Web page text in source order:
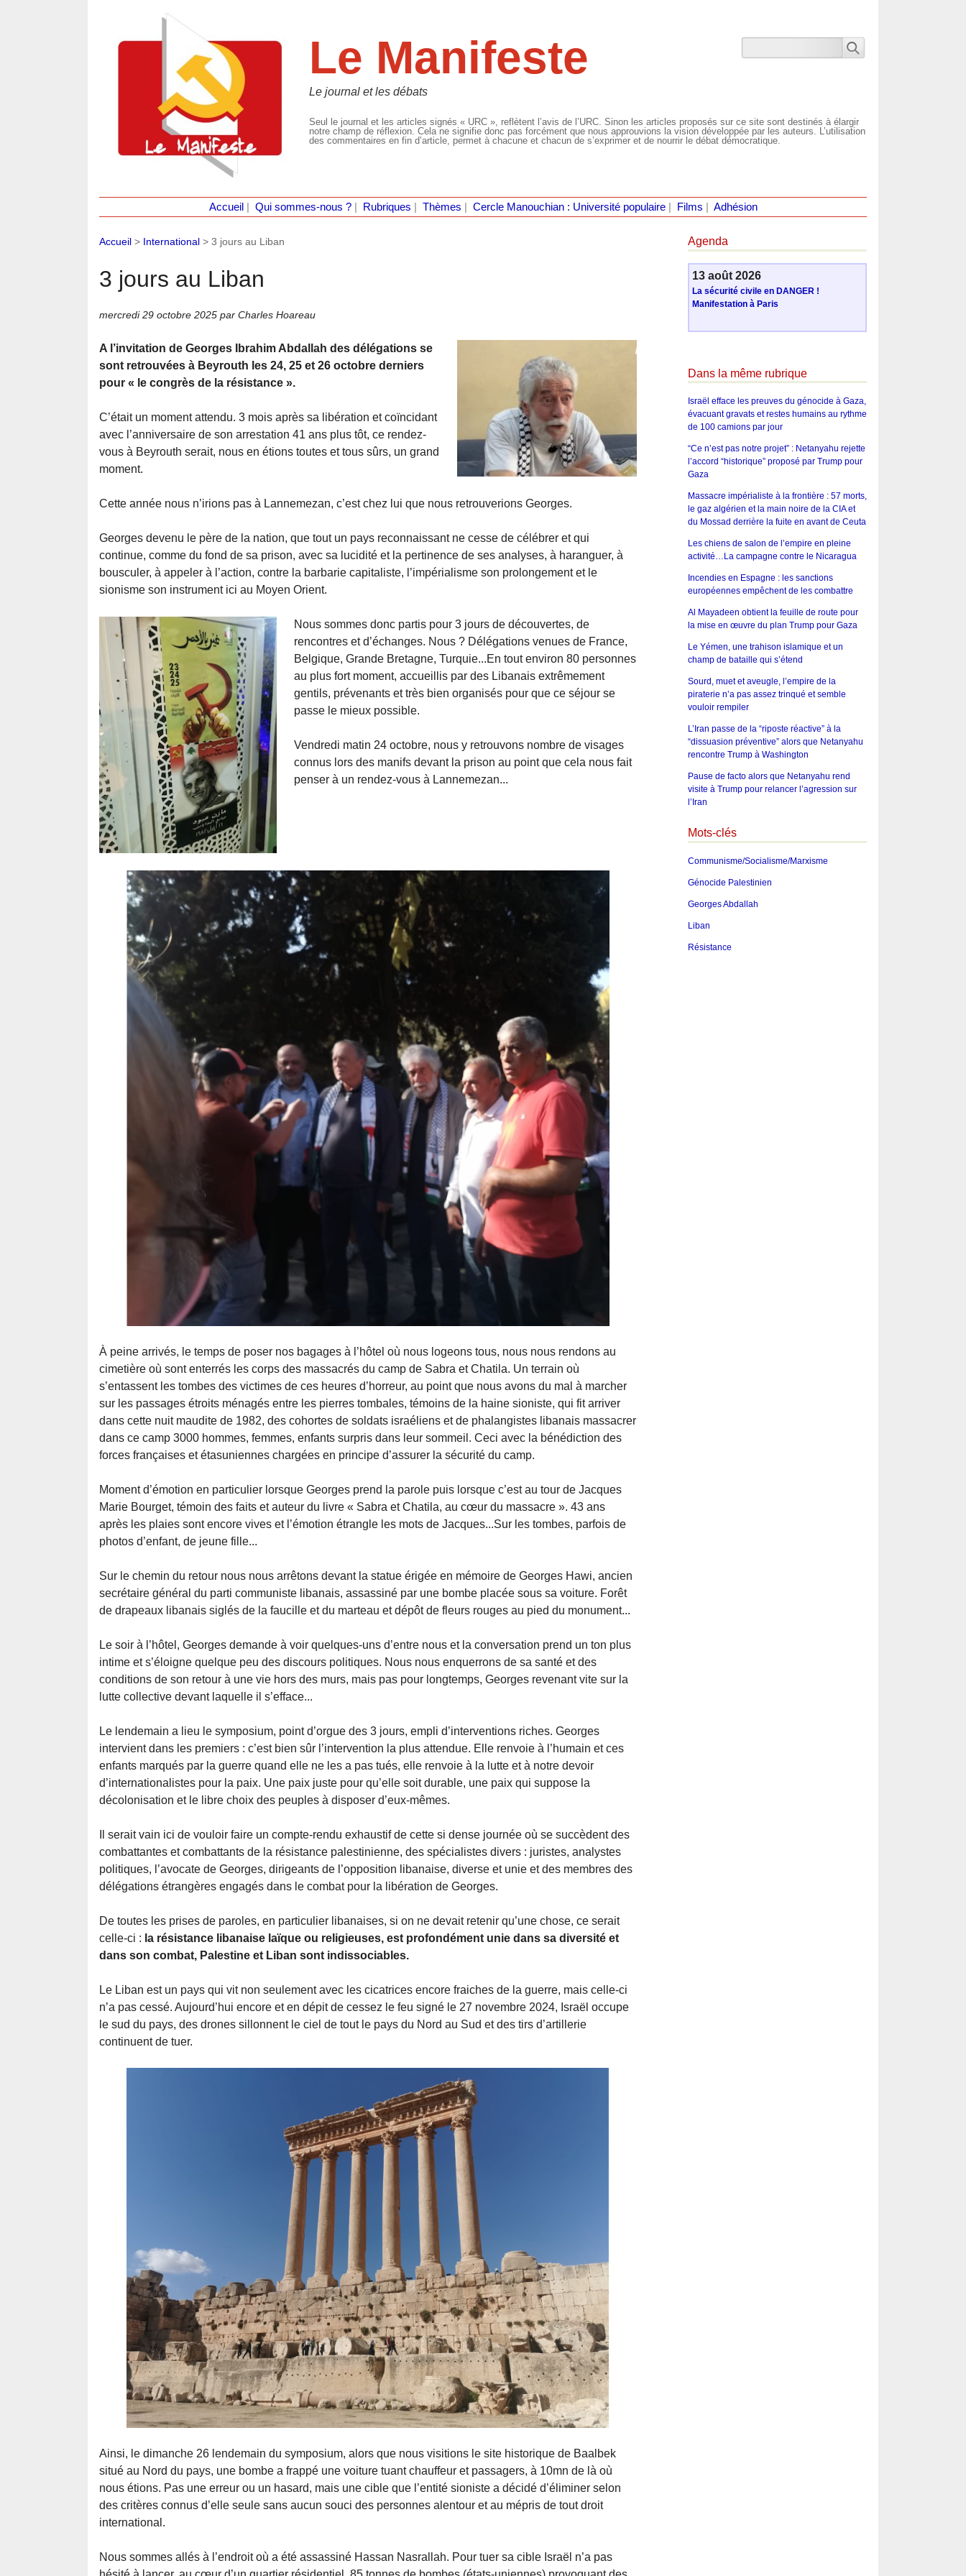
Le Manifeste
Le journal et les débats
Seul le journal et les articles signés « URC », reflètent l’avis de l’URC. Sinon les articles proposés sur ce site sont destinés à élargir
notre champ de réflexion. Cela ne signifie donc pas forcément que nous approuvions la vision développée par les auteurs. L’utilisation
des commentaires en fin d’article, permet à chacune et chacun de s’exprimer et de nourrir le débat démocratique.
Accueil Qui sommes-nous ?| Rubriques Thèmes Cercle Manouchian : Université populaire| Films Adhésion
Accueil > International > 3 jours au Liban
3 jours au Liban
mercredi 29 octobre 2025 par Charles Hoareau
A l’invitation de Georges Ibrahim Abdallah des délégations se
sont retrouvées à Beyrouth les 24, 25 et 26 octobre derniers
pour « le congrès de la résistance ».
C’était un moment attendu. 3 mois après sa libération et coïncidant
avec l’anniversaire de son arrestation 41 ans plus tôt, ce rendez-
vous à Beyrouth serait, nous en étions toutes et tous sûrs, un grand
moment.
Cette année nous n’irions pas à Lannemezan, c’est chez lui que nous retrouverions Georges.
Georges devenu le père de la nation, que tout un pays reconnaissant ne cesse de célébrer et qui
continue, comme du fond de sa prison, avec sa lucidité et la pertinence de ses analyses, à haranguer, à
bousculer, à appeler à l’action, contre la barbarie capitaliste, l’impérialisme son prolongement et le
sionisme son instrument ici au Moyen Orient.
Nous sommes donc partis pour 3 jours de découvertes, de
rencontres et d’échanges. Nous ? Délégations venues de France,
Belgique, Grande Bretagne, Turquie...En tout environ 80 personnes
au plus fort moment, accueillis par des Libanais extrêmement
gentils, prévenants et très bien organisés pour que ce séjour se
passe le mieux possible.
Vendredi matin 24 octobre, nous y retrouvons nombre de visages
connus lors des manifs devant la prison au point que cela nous fait
penser à un rendez-vous à Lannemezan...
À peine arrivés, le temps de poser nos bagages à l’hôtel où nous logeons tous, nous nous rendons au
cimetière où sont enterrés les corps des massacrés du camp de Sabra et Chatila. Un terrain où
s’entassent les tombes des victimes de ces heures d’horreur, au point que nous avons du mal à marcher
sur les passages étroits ménagés entre les pierres tombales, témoins de la haine sioniste, qui fit arriver
dans cette nuit maudite de 1982, des cohortes de soldats israéliens et de phalangistes libanais massacrer
dans ce camp 3000 hommes, femmes, enfants surpris dans leur sommeil. Ceci avec la bénédiction des
forces françaises et étasuniennes chargées en principe d’assurer la sécurité du camp.
Moment d’émotion en particulier lorsque Georges prend la parole puis lorsque c’est au tour de Jacques
Marie Bourget, témoin des faits et auteur du livre « Sabra et Chatila, au cœur du massacre ». 43 ans
après les plaies sont encore vives et l’émotion étrangle les mots de Jacques...Sur les tombes, parfois de
photos d’enfant, de jeune fille...
Sur le chemin du retour nous nous arrêtons devant la statue érigée en mémoire de Georges Hawi, ancien
secrétaire général du parti communiste libanais, assassiné par une bombe placée sous sa voiture. Forêt
de drapeaux libanais siglés de la faucille et du marteau et dépôt de fleurs rouges au pied du monument...
Le soir à l’hôtel, Georges demande à voir quelques-uns d’entre nous et la conversation prend un ton plus
intime et s’éloigne quelque peu des discours politiques. Nous nous enquerrons de sa santé et des
conditions de son retour à une vie hors des murs, mais pas pour longtemps, Georges revenant vite sur la
lutte collective devant laquelle il s’efface...
Le lendemain a lieu le symposium, point d’orgue des 3 jours, empli d’interventions riches. Georges
intervient dans les premiers : c’est bien sûr l’intervention la plus attendue. Elle renvoie à l’humain et ces
enfants marqués par la guerre quand elle ne les a pas tués, elle renvoie à la lutte et à notre devoir
d’internationalistes pour la paix. Une paix juste pour qu’elle soit durable, une paix qui suppose la
décolonisation et le libre choix des peuples à disposer d’eux-mêmes.
Il serait vain ici de vouloir faire un compte-rendu exhaustif de cette si dense journée où se succèdent des
combattantes et combattants de la résistance palestinienne, des spécialistes divers : juristes, analystes
politiques, l’avocate de Georges, dirigeants de l’opposition libanaise, diverse et unie et des membres des
délégations étrangères engagés dans le combat pour la libération de Georges.
De toutes les prises de paroles, en particulier libanaises, si on ne devait retenir qu’une chose, ce serait
celle-ci : la résistance libanaise laïque ou religieuses, est profondément unie dans sa diversité et
dans son combat, Palestine et Liban sont indissociables.
Le Liban est un pays qui vit non seulement avec les cicatrices encore fraiches de la guerre, mais celle-ci
n’a pas cessé. Aujourd’hui encore et en dépit de cessez le feu signé le 27 novembre 2024, Israël occupe
le sud du pays, des drones sillonnent le ciel de tout le pays du Nord au Sud et des tirs d’artillerie
continuent de tuer.
Ainsi, le dimanche 26 lendemain du symposium, alors que nous visitions le site historique de Baalbek
situé au Nord du pays, une bombe a frappé une voiture tuant chauffeur et passagers, à 10mn de là où
nous étions. Pas une erreur ou un hasard, mais une cible que l’entité sioniste a décidé d’éliminer selon
des critères connus d’elle seule sans aucun souci des personnes alentour et au mépris de tout droit
international.
Nous sommes allés à l’endroit où a été assassiné Hassan Nasrallah. Pour tuer sa cible Israël n’a pas
Agenda
13 août 2026
La sécurité civile en DANGER !
Manifestation à Paris
Dans la même rubrique
Israël efface les preuves du génocide à Gaza,
évacuant gravats et restes humains au rythme
de 100 camions par jour
“Ce n’est pas notre projet” : Netanyahu rejette
l’accord “historique” proposé par Trump pour
Gaza
Massacre impérialiste à la frontière : 57 morts,
le gaz algérien et la main noire de la CIA et
du Mossad derrière la fuite en avant de Ceuta
Les chiens de salon de l’empire en pleine
activité…La campagne contre le Nicaragua
Incendies en Espagne : les sanctions
européennes empêchent de les combattre
Al Mayadeen obtient la feuille de route pour
la mise en œuvre du plan Trump pour Gaza
Le Yémen, une trahison islamique et un
champ de bataille qui s’étend
Sourd, muet et aveugle, l’empire de la
piraterie n’a pas assez trinqué et semble
vouloir rempiler
L’Iran passe de la “riposte réactive” à la
“dissuasion préventive” alors que Netanyahu
rencontre Trump à Washington
Pause de facto alors que Netanyahu rend
visite à Trump pour relancer l’agression sur
l’Iran
Mots-clés
Communisme/Socialisme/Marxisme
Génocide Palestinien
Georges Abdallah
Liban
Résistance